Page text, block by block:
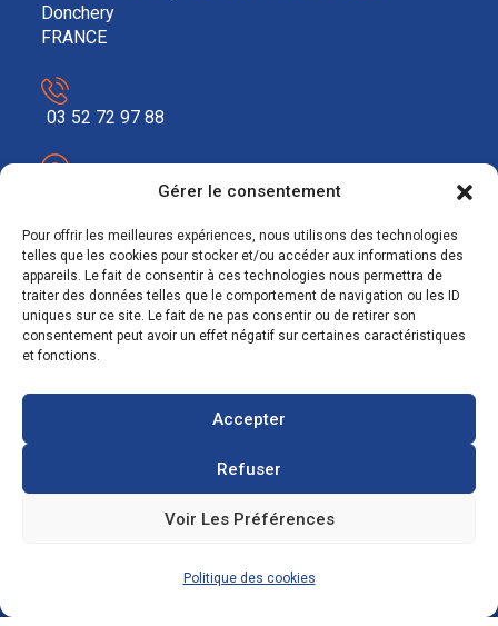
Gérer le consentement
Pour offrir les meilleures expériences, nous utilisons des technologies
telles que les cookies pour stocker et/ou accéder aux informations des
appareils. Le fait de consentir à ces technologies nous permettra de
traiter des données telles que le comportement de navigation ou les ID
uniques sur ce site. Le fait de ne pas consentir ou de retirer son
consentement peut avoir un effet négatif sur certaines caractéristiques
et fonctions.
Accepter
Refuser
Voir Les Préférences
Politique des cookies
Donchery
FRANCE
03 52 72 97 88
contact@ecosolar.energy
À PROPOS
Mentions légales
RGPD